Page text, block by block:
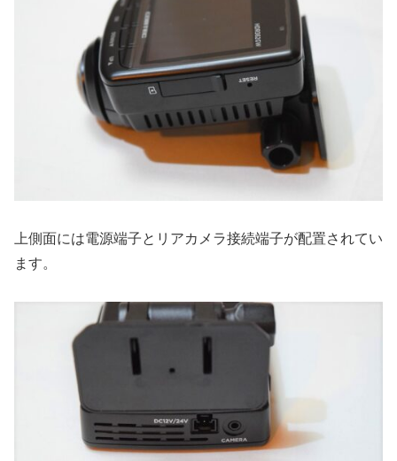
上側面には電源端子とリアカメラ接続端子が配置されてい
ます。